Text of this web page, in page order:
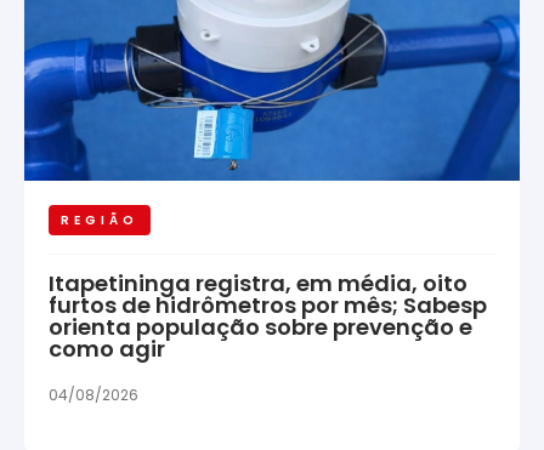
REGIÃO
Itapetininga registra, em média, oito
furtos de hidrômetros por mês; Sabesp
orienta população sobre prevenção e
como agir
04/08/2026